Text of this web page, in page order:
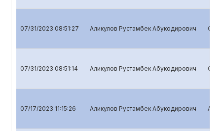
07/31/2023 08:51:27 Аликулов Рустамбек Абукодирович
07/31/2023 08:51:14 Аликулов Рустамбек Абукодирович
07/17/2023 11:15:26 Аликулов Рустамбек Абукодирович